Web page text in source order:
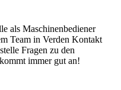
als Maschinenbediener
Team in Verden Kontakt
Fragen zu den
immer gut an!